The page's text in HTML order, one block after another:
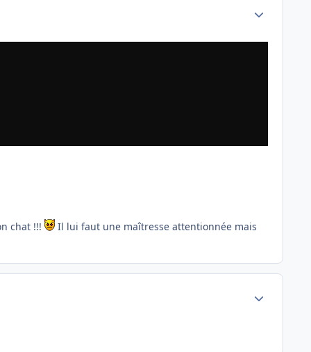
chat !!!
Il lui faut une maîtresse attentionnée mais